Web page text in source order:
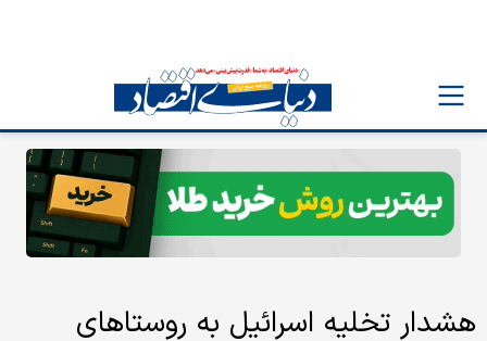
هشدار تخلیه اسرائیل به روستاهای